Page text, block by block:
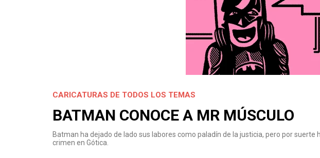
CARICATURAS DE TODOS LOS TEMAS
BATMAN CONOCE A MR MÚSCULO
Batman ha dejado de lado sus labores como paladín de la justicia, pero por
crimen en Gótica.